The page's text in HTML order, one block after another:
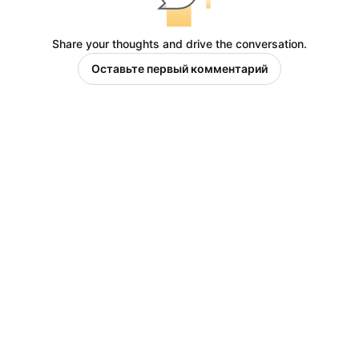
Share your thoughts and drive the conversation.
Оставьте первый комментарий